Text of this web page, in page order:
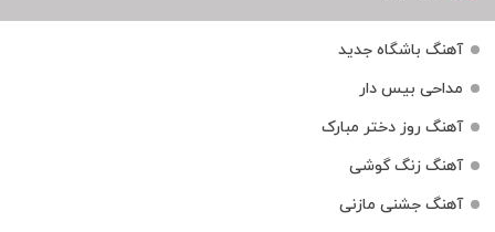
آهنگ باشگاه جدید
مداحی بیس دار
آهنگ روز دختر مبارک
آهنگ زنگ گوشی
آهنگ جشنی مازنی